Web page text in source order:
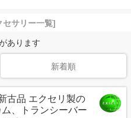
セサリー一覧]
あります
新着順
古品 エクセリ製の
、トランシーバー